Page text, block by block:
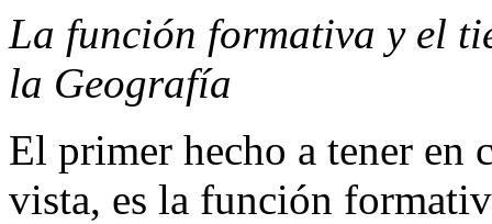
La función formativa y el
la Geografía
El primer hecho a tener en
vista, es la función